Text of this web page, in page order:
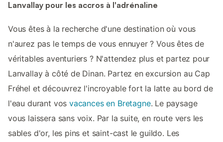
Lanvallay pour les accros à l'adrénaline
Vous êtes à la recherche d'une destination où vous
n'aurez pas le temps de vous ennuyer ? Vous êtes de
véritables aventuriers ? N'attendez plus et partez pour
Lanvallay à côté de Dinan. Partez en excursion au Cap
Fréhel et découvrez l'incroyable fort la latte au bord de
l'eau durant vosvacances en Bretagne. Le paysage
vous laissera sans voix. Par la suite, en route vers les
sables d'or, les pins et saint-cast le guildo. Les